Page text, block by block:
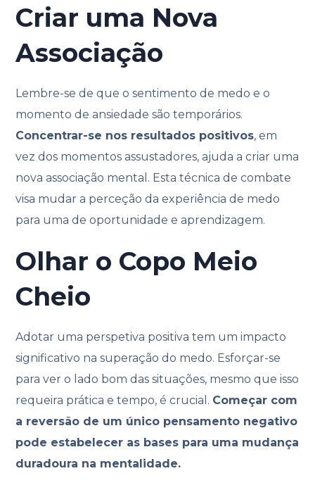
Criar uma Nova
Associação
Lembre-se de que o sentimento de medo e o
momento de ansiedade são temporários.
Concentrar-se nos resultados positivos, em
vez dos momentos assustadores, ajuda a criar uma
nova associação mental. Esta técnica de combate
visa mudar a perceção da experiência de medo
para uma de oportunidade e aprendizagem.
Olhar o Copo Meio
Cheio
Adotar uma perspetiva positiva tem um impacto
significativo na superação do medo. Esforçar-se
para ver o lado bom das situações, mesmo que isso
requeira prática e tempo, é crucial. Começar com
a reversão de um único pensamento negativo
pode estabelecer as bases para uma mudança
duradoura na mentalidade.